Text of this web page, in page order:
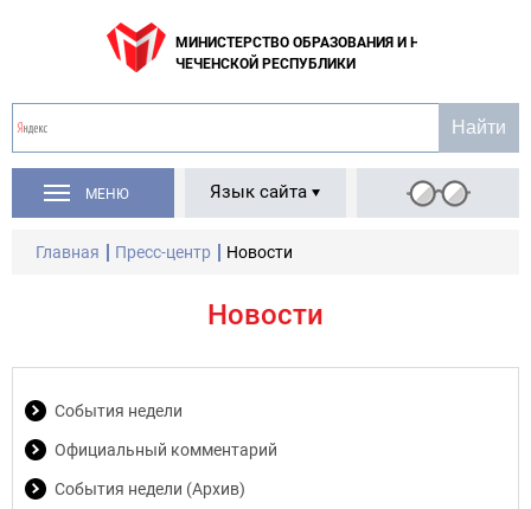
МИНИСТЕРСТВО ОБРАЗОВАНИЯ И НАУКИ
ЧЕЧЕНСКОЙ РЕСПУБЛИКИ
МЕНЮ Язык сайта
Главная Пресс-центр Новости
Новости
События недели
Официальный комментарий
События недели (Архив)